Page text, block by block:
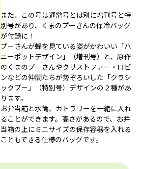
また、この号は通常号とは別に増刊号と特
別号があり、くまのプーさんの保冷バッグ
が付録に！
プーさんが蜂を見ている姿がかわいい「ハ
ニーポットデザイン」（増刊号）と、原作
のくまのプーさんやクリストファー・ロビ
ンなどの仲間たちが勢ぞろいした「クラシ
ックプー」（特別号）デザインの２種があ
ります。
お弁当箱と水筒、カトラリーを一緒に入れ
ることができます。高さがあるので、お弁
当箱の上にミニサイズの保存容器を入れる
こともできる仕様のバッグです。